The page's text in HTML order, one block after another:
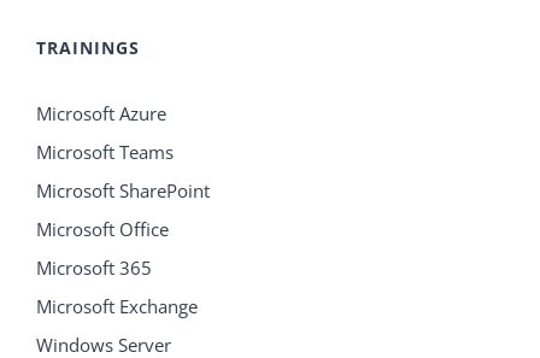
TRAININGS
Microsoft Azure
Microsoft Teams
Microsoft SharePoint
Microsoft Office
Microsoft 365
Microsoft Exchange
Windows Server